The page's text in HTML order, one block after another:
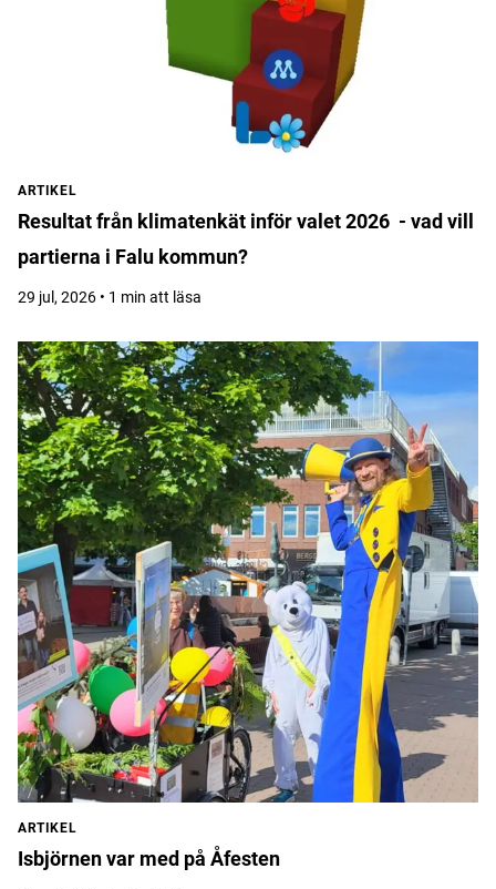
ARTIKEL
Resultat från klimatenkät inför valet 2026 - vad vill
partierna i Falu kommun?
29 jul, 2026 • 1 min att läsa
ARTIKEL
Isbjörnen var med på Åfesten